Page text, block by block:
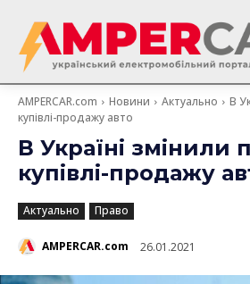
AMPERCAR.com Новини Актуально
В
купівлі-продажу авто
В Україні змінили
купівлі-продажу
Актуально Право
AMPERCAR.com 26.01.2021